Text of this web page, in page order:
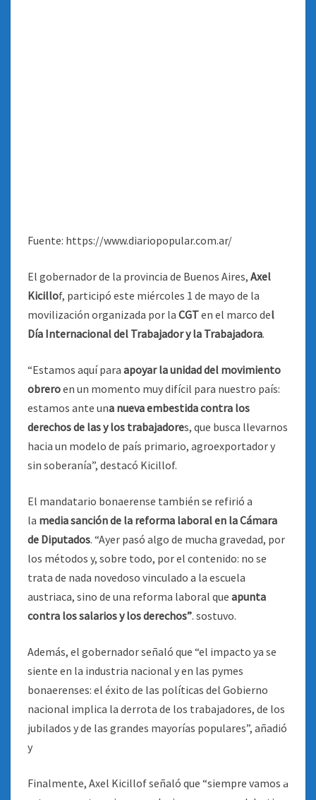
Fuente: https://www.diariopopular.com.ar/
El gobernador de la provincia de Buenos Aires, Axel
Kicillof, participó este miércoles 1 de mayo de la
movilización organizada por la CGTen el marco del
Día Internacional del Trabajador y la Trabajadora.
“Estamos aquí para apoyar la unidad del movimiento
obreroen un momento muy difícil para nuestro país:
estamos ante una nueva embestida contra los
derechos de las y los trabajadores, que busca llevarnos
hacia un modelo de país primario, agroexportador y
sin soberanía”, destacó Kicillof.
El mandatario bonaerense también se refirió a
la media sanción de la reforma laboral en la Cámara
de Diputados. “Ayer pasó algo de mucha gravedad, por
los métodos y, sobre todo, por el contenido: no se
trata de nada novedoso vinculado a la escuela
austriaca, sino de una reforma laboral que apunta
contra los salarios y los derechos”. sostuvo.
Además, el gobernador señaló que “el impacto ya se
siente en la industria nacional y en las pymes
bonaerenses: el éxito de las políticas del Gobierno
nacional implica la derrota de los trabajadores, de los
jubilados y de las grandes mayorías populares”, añadió
y
Finalmente, Axel Kicillof señaló que “siempre vamos a